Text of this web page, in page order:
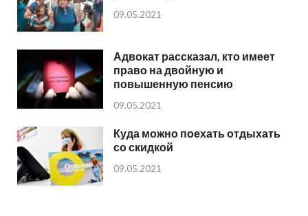
09.05.2021
Адвокат рассказал, кто имеет
право на двойную и
повышенную пенсию
09.05.2021
Куда можно поехать отдыхать
со скидкой
09.05.2021